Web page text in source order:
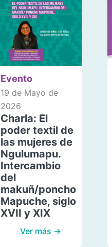
Evento
19 de Mayo de
2026
Charla: El
poder textil de
las mujeres de
Ngulumapu.
Intercambio
del
makuñ/poncho
Mapuche, siglo
XVII y XIX
Ver más →